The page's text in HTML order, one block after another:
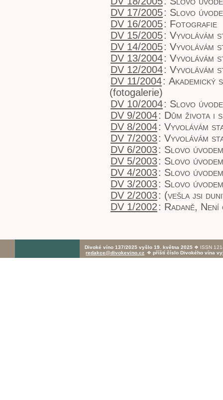
DV 17/2005: Slovo
DV 16/2005: Fotografie
DV 15/2005: Vyvolávám
DV 14/2005: Vyvolávám
DV 13/2004: Vyvolávám
DV 12/2004: Vyvolávám
DV 11/2004:
(fotogalerie)
DV 10/2004: Slovo
DV 9/2004: Dům života i
DV 8/2004: Vyvolávám
DV 7/2003: Vyvolávám
DV 6/2003: Slovo úvodem
DV 5/2003: Slovo úvodem
DV 4/2003: Slovo úvodem
DV 3/2003: Slovo úvodem
DV 2/2003: (vešla jsi
DV 1/2002: Radaně, Není
Divoké víno 137/2025 vyšlo 19. května 2025 ❖ ISSN
redakce@divokevino.cz ❖ příští číslo Divokého vína